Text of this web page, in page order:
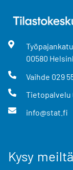
Työpajankatu
00580
Vaihde 029
Tietopalvelu
info@stat.fi
Kysy meiltä